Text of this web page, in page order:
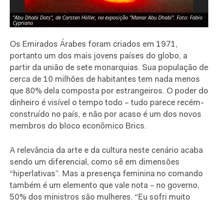
"Abu Dhabi Dots", de Carsten Höller, na exposição "Manar Abu Dhabi". Foto: Fabio
Cypriano
Os Emirados Árabes foram criados em 1971,
portanto um dos mais jovens países do globo, a
partir da união de sete monarquias. Sua população de
cerca de 10 milhões de habitantes tem nada menos
que 80% dela composta por estrangeiros. O poder do
dinheiro é visível o tempo todo – tudo parece recém-
construído no país, e não por acaso é um dos novos
membros do bloco econômico Brics.
A relevância da arte e da cultura neste cenário acaba
sendo um diferencial, como sê em dimensões
“hiperlativas”. Mas a presença feminina no comando
também é um elemento que vale nota – no governo,
50% dos ministros são mulheres. “Eu sofri muito